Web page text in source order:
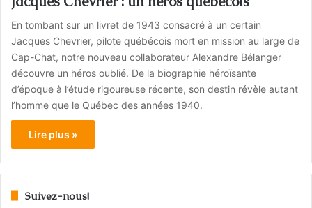
En tombant sur un livret de 1943 consacré à un certain
Jacques Chevrier, pilote québécois mort en mission au large de
Cap-Chat, notre nouveau collaborateur Alexandre Bélanger
découvre un héros oublié. De la biographie héroïsante
d’époque à l’étude rigoureuse récente, son destin révèle autant
l’homme que le Québec des années 1940.
Lire plus »
Suivez-nous!